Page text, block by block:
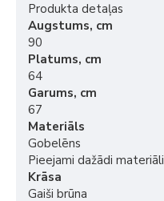
Produkta detaļas
Augstums, cm
90
Platums, cm
64
Garums, cm
67
Materiāls
Gobelēns
Pieejami dažādi materiāli
Krāsa
Gaiši brūna